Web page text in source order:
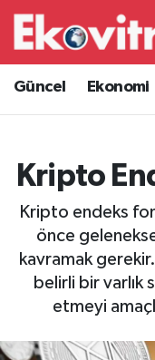
Güncel Ekonomi
Kripto
Kripto endeks
önce
kavramak
belirli bir varlık
etmeyi
Güncel
Ekonomi
Borsa
İş Dünyası
Lojistik
Otovitrin
Asayiş
Hava Durumu
Trafik Durumu
Süper Lig
Tüm
Son Dakika
Haber Arşivi